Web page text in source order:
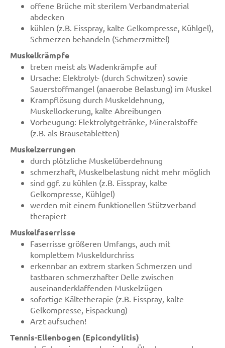
offene Brüche mit sterilem Verbandmaterial
abdecken
kühlen (z.B. Eisspray, kalte Gelkompresse, Kühlgel),
Schmerzen behandeln (Schmerzmittel)
Muskelkrämpfe
treten meist als Wadenkrämpfe auf
Ursache: Elektrolyt- (durch Schwitzen) sowie
Sauerstoffmangel (anaerobe Belastung) im Muskel
Krampflösung durch Muskeldehnung,
Muskellockerung, kalte Abreibungen
Vorbeugung: Elektrolytgetränke, Mineralstoffe
(z.B. als Brausetabletten)
Muskelzerrungen
durch plötzliche Muskelüberdehnung
schmerzhaft, Muskelbelastung nicht mehr möglich
sind ggf. zu kühlen (z.B. Eisspray, kalte
Gelkompresse, Kühlgel)
werden mit einem funktionellen Stützverband
therapiert
Muskelfaserrisse
Faserrisse größeren Umfangs, auch mit
komplettem Muskeldurchriss
erkennbar an extrem starken Schmerzen und
tastbaren schmerzhafter Delle zwischen
auseinanderklaffenden Muskelzügen
sofortige Kältetherapie (z.B. Eisspray, kalte
Gelkompresse, Eispackung)
Arzt aufsuchen!
Tennis-Ellenbogen (Epicondylitis)